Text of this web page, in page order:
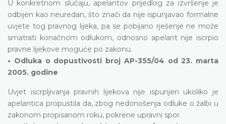
U konkretnom slučaju, apelantov prijedlog za izvršenje je
odbijen kao neuredan, što znači da nije ispunjavao formalne
uvjete tog pravnog lijeka, pa se pobijano rješenje ne može
smatrati konačnom odlukom, odnosno apelant nije iscrpio
pravne lijekove moguće po zakonu.
• Odluka o dopustivosti broj AP-355/04 od 23. marta
2005. godine
Uvjet iscrpljivanja pravnih lijekova nije ispunjen ukoliko je
apelantica propustila da, zbog nedonošenja odluke o žalbi u
zakonom propisanom roku, pokrene upravni spor.